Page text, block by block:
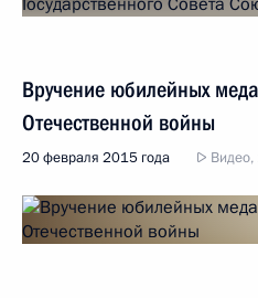
Вручение юбилейных
Отечественной войны
20 февраля 2015 года